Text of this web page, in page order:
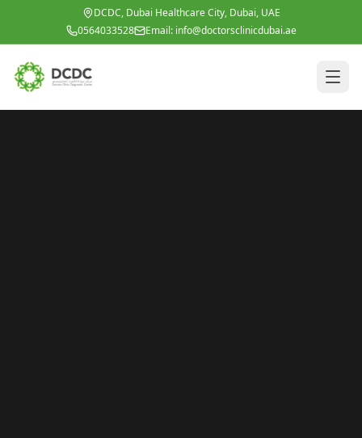
Lumipat sa pangunahing nilalaman
DCDC, Dubai Healthcare City, Dubai, UAE
0564033528
Email: info@doctorsclinicdubai.ae